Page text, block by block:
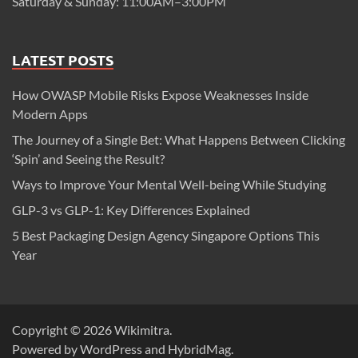
LATEST POSTS
How OWASP Mobile Risks Expose Weaknesses Inside
Modern Apps
The Journey of a Single Bet: What Happens Between Clicking
‘Spin’ and Seeing the Result?
Ways to Improve Your Mental Well-being While Studying
GLP-3 vs GLP-1: Key Differences Explained
5 Best Packaging Design Agency Singapore Options This
Year
Copyright © 2026Wikimitra
Powered byWordPressand HybridMag.